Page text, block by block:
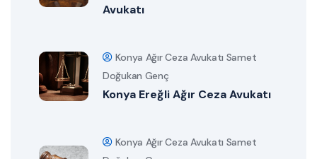
Avukatı
Konya Ağır Ceza Avukatı Samet
Doğukan Genç
Konya Ereğli Ağır Ceza Avukatı
Konya Ağır Ceza Avukatı Samet